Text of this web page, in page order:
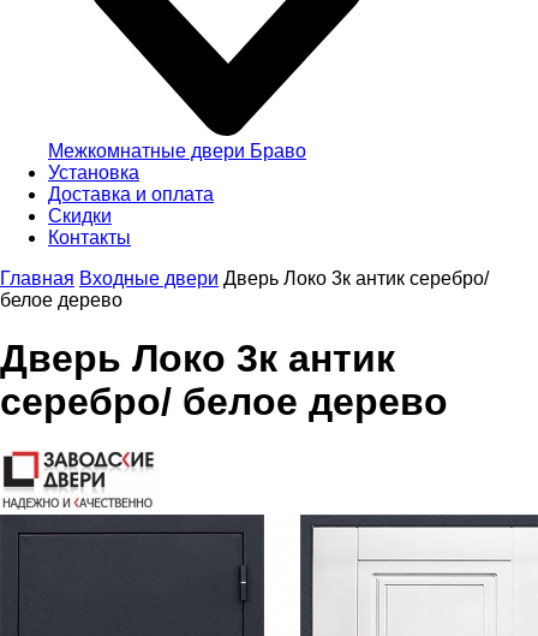
Межкомнатные двери Браво
Установка
Доставка и оплата
Скидки
Контакты
Главная Входные двери Дверь Локо 3к антик серебро/
белое дерево
Дверь Локо 3к антик
серебро/ белое дерево